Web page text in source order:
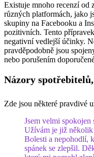
Existuje mnoho recenzí od
různých platformách, jako
skupiny na Facebooku a
pozitivních. Tento
negativní vedlejší účinky.
pravděpodobně jsou
nebo porušením
Názory
Zde jsou některé pravdivé
Jsem velmi
Užívám je již několik
Bolesti a nepohodlí,
spánek se zlepšil.